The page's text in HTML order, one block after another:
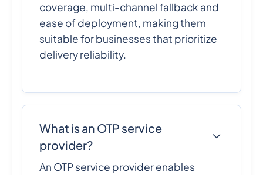
coverage, multi-channel fallback and
ease of deployment, making them
suitable for businesses that prioritize
delivery reliability.
What is an OTP service
provider?
An OTP service provider enables